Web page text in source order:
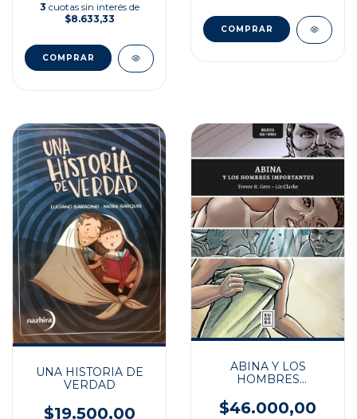
3 cuotas sin interés de
$8.633,33
UNA HISTORIA DE
VERDAD
$19.500,00
ABINA Y LOS
HOMBRES
$46.000,00